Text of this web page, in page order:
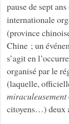
pause de sept
internationale
(province
Chine ; un
s’agit en
organisé par le
(laquelle,
miraculeusement
citoyens…) deux